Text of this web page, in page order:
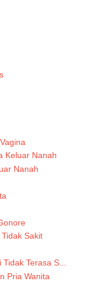
Keluar Nanah
Nanah
Sakit
Terasa S...
Pria Wanita